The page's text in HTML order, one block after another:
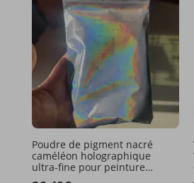
Poudre de pigment nacré
caméléon holographique
ultra-fine pour peinture
automobile à effet chrome